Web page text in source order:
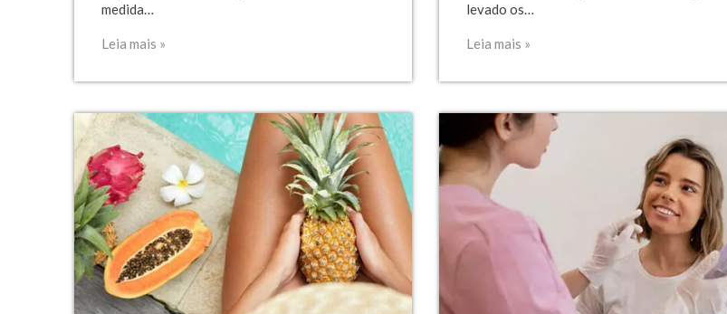
medida…
Leia mais »
levado os…
Leia mais »